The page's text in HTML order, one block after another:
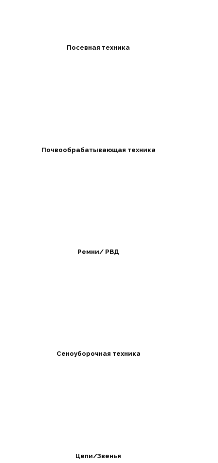
Посевная техника
Почвообрабатывающая техника
Ремни/ РВД
Сеноуборочная техника
Цепи/Звенья